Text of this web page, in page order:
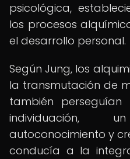
psicológica,
los procesos
el desarrollo personal.
Según Jung, los
la transmutación de
también
autoconocimiento y
conducía a la